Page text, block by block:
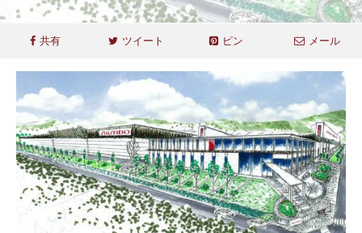
共有 ツイート ピン メール